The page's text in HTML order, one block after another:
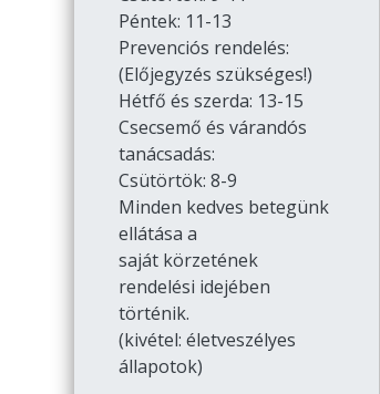
Péntek: 11-13
Prevenciós rendelés:
(Előjegyzés szükséges!)
Hétfő és szerda: 13-15
Csecsemő és várandós
tanácsadás:
Csütörtök: 8-9
Minden kedves betegünk
ellátása a
saját körzetének
rendelési idejében
történik.
(kivétel: életveszélyes
állapotok)